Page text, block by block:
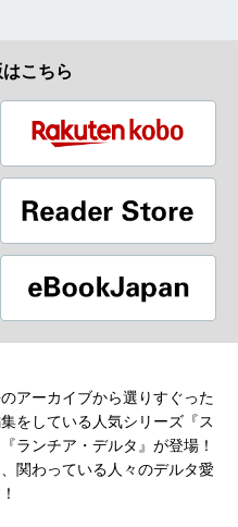
こちら
アーカイブから選りすぐった
をしている人気シリーズ『ス
ランチア・デルタ』が登場！
関わっている人々のデルタ愛